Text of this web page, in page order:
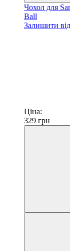
Чохол для
Ball
Залишити
Ціна:
329 грн